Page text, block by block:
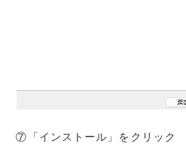
⑦「インストール」をクリック